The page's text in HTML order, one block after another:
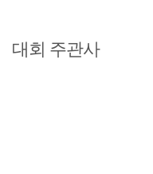
대회 주관사